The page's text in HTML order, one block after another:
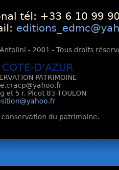
tél: +33 6 10 99
- 2001 - Tous droits
D'AZUR
PATRIMOINE
et 5 r. Picot 83-TOULON
du patrimoine.